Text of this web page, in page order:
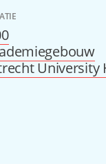
University